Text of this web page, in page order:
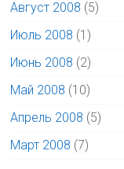
Август 2008 (5)
Июль 2008 (1)
Июнь 2008 (2)
Май 2008 (10)
Апрель 2008 (5)
Март 2008 (7)